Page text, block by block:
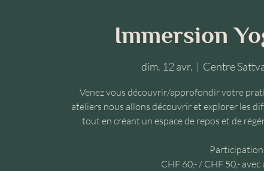
Immersion
dim. 12 avr.
  |
Centre
Venez vous découvrir/approfondir votre
ateliers nous allons découvrir et explorer les
tout en créant un espace de repos et de
CHF 60,- / CHF 50,-